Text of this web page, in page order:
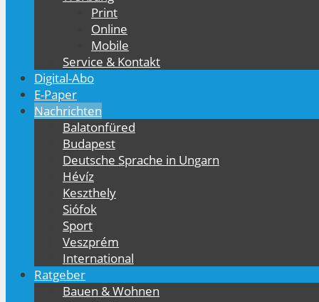
Print
Online
Mobile
Service & Kontakt
Digital-Abo
E-Paper
Nachrichten
Balatonfüred
Budapest
Deutsche Sprache in Ungarn
Hévíz
Keszthely
Siófok
Sport
Veszprém
International
Ratgeber
Bauen & Wohnen